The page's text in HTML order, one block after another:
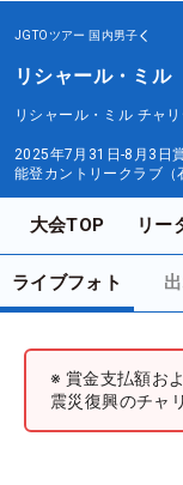
JGTOツアー 国内男子
リシャール・ミ
リシャール・ミル チャ
2025年7月31日-8月3日
能登カントリークラブ（
大会TOP リー
ライブフォト
※ 賞金支払額お
震災復興のチャ